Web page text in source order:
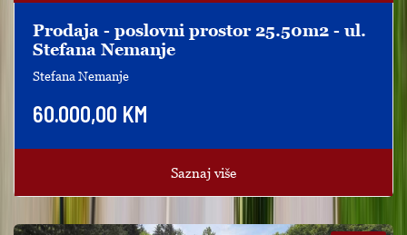
Prodaja - poslovni prostor 25.50m2 - ul.
Stefana Nemanje
Stefana Nemanje
60.000,00 KM
Saznaj više